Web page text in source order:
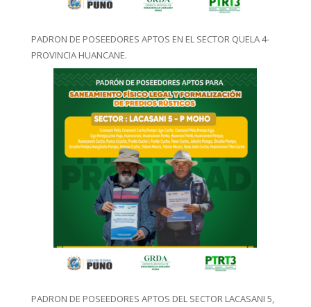
PADRON DE POSEEDORES APTOS EN EL SECTOR QUELA 4-
PROVINCIA HUANCANE.
PADRON DE POSEEDORES APTOS DEL SECTOR LACASANI 5,